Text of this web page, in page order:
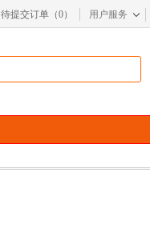
待提交订单（0） 用户服务